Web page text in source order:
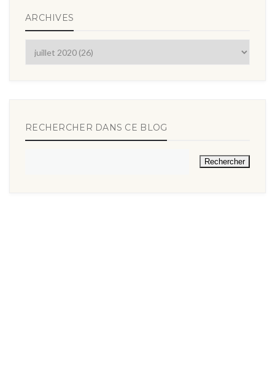
ARCHIVES
RECHERCHER DANS CE BLOG